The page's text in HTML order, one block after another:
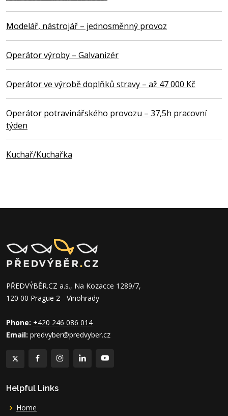
Modelář, nástrojář – jednosměnný provoz
Operátor výroby – Galvanizér
Operátor ve výrobě doplňků stravy – až 47 000 Kč
Operátor potravinářského provozu – 37,5h pracovní
týden
Kuchař/Kuchařka
PŘEDVÝBĚR.CZ a.s., Na Kozacce 1289/7,
120 00 Prague 2 - Vinohrady
Phone: +420 246 086 014
Email: predvyber@predvyber.cz
Helpful Links
Home